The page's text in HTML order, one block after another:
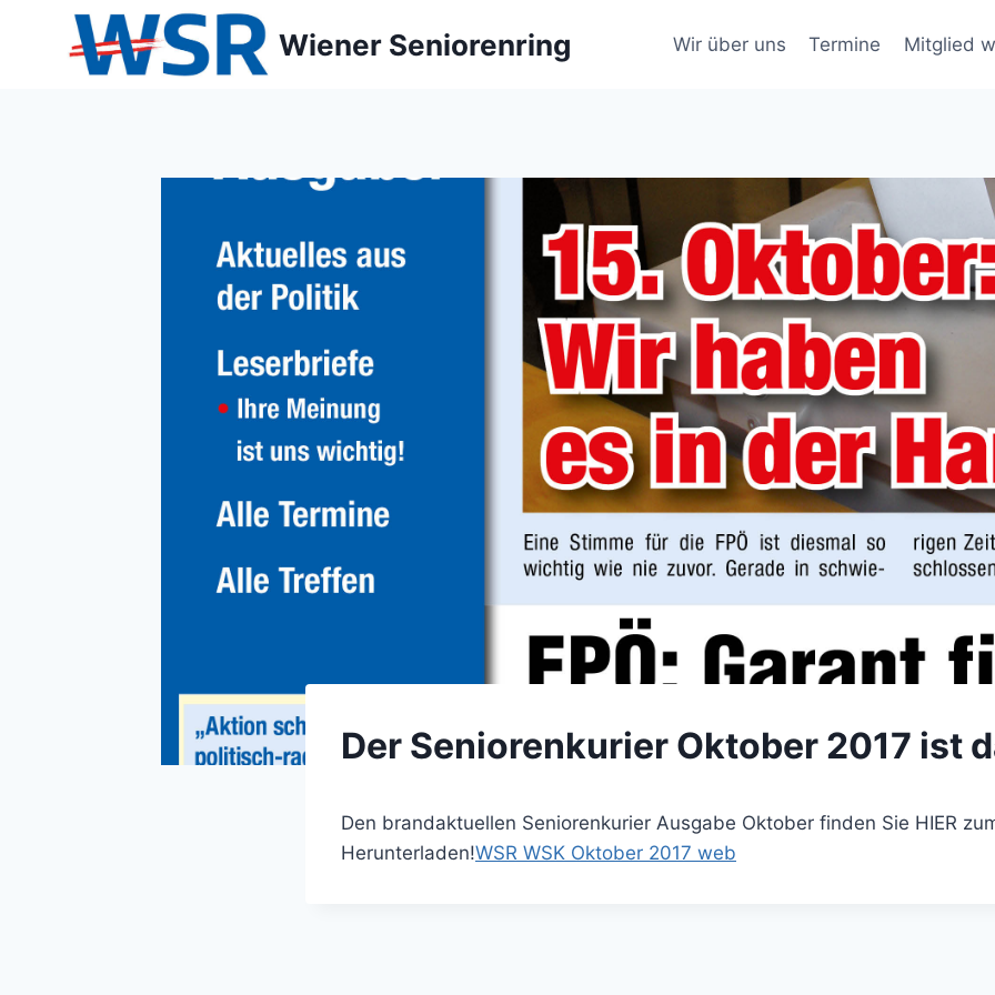
Wiener Seniorenring Wir über uns Termine Mitglied
Der Seniorenkurier Oktober 2017 ist
Den brandaktuellen Seniorenkurier Ausgabe Oktober finden Sie HIER
Herunterladen!WSR WSK Oktober 2017 web